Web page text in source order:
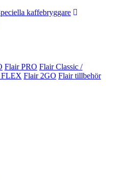
kaffebryggare
Flair PRO Flair Classic /
Flair 2GO Flair tillbehör